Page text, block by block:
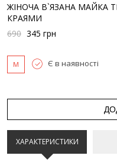
ЖІНОЧА В`ЯЗАНА МАЙКА
КРАЯМИ
690 345 грн
M Є в наявності
ХАРАКТЕРИСТИКИ